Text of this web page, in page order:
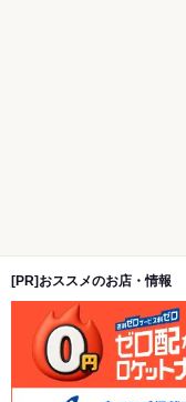
[PR]おススメのお店・情報